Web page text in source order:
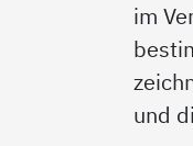
im
und